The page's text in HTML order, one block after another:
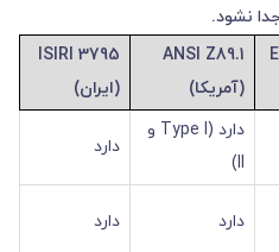
نشود.
ANSI Z89.1
(آمریکا)
ISIRI 3795
(ایران)
دارد (Type I و
II)
دارد
دارد دارد